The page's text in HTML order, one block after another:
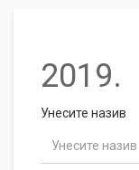
2019.
Унесите назив